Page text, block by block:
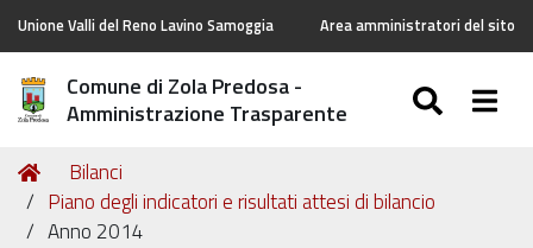
Unione Valli del Reno Lavino Samoggia Area amministratori del sito
Comune di Zola Predosa -
Amministrazione Trasparente
Tu
sei
qui:
Home
Bilanci
Piano degli indicatori e risultati attesi di bilancio
Anno 2014